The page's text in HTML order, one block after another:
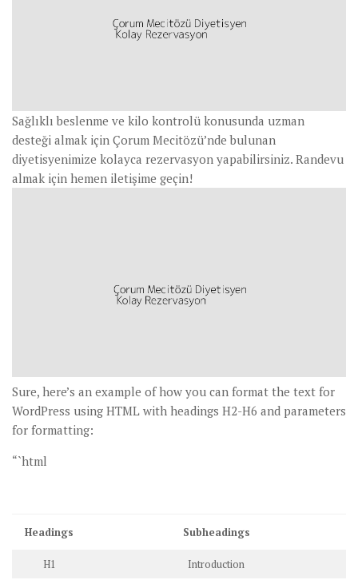
Sağlıklı beslenme ve kilo kontrolü konusunda uzman
desteği almak için Çorum Mecitözü’nde bulunan
diyetisyenimize kolayca rezervasyon yapabilirsiniz. Randevu
almak için hemen iletişime geçin!
Sure, here’s an example of how you can format the text for
WordPress using HTML with headings H2-H6 and parameters
for formatting:
“`html
Headings Subheadings
H1
Introduction